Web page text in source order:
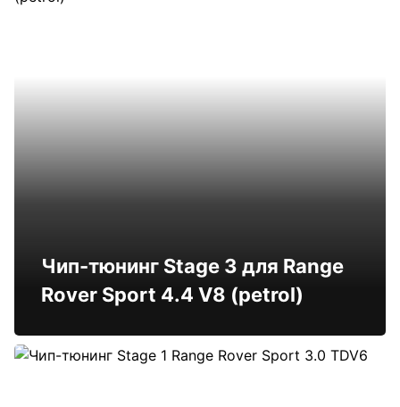
Чип-тюнинг Stage 3 для Range
Rover Sport 4.4 V8 (petrol)